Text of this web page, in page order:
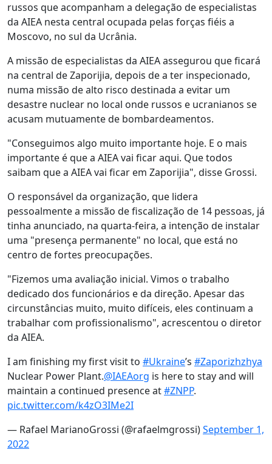
russos que acompanham a delegação de especialistas
da AIEA nesta central ocupada pelas forças fiéis a
Moscovo, no sul da Ucrânia.
A missão de especialistas da AIEA assegurou que ficará
na central de Zaporijia, depois de a ter inspecionado,
numa missão de alto risco destinada a evitar um
desastre nuclear no local onde russos e ucranianos se
acusam mutuamente de bombardeamentos.
"Conseguimos algo muito importante hoje. E o mais
importante é que a AIEA vai ficar aqui. Que todos
saibam que a AIEA vai ficar em Zaporijia", disse Grossi.
O responsável da organização, que lidera
pessoalmente a missão de fiscalização de 14 pessoas, já
tinha anunciado, na quarta-feira, a intenção de instalar
uma "presença permanente" no local, que está no
centro de fortes preocupações.
"Fizemos uma avaliação inicial. Vimos o trabalho
dedicado dos funcionários e da direção. Apesar das
circunstâncias muito, muito difíceis, eles continuam a
trabalhar com profissionalismo", acrescentou o diretor
da AIEA.
I am finishing my first visit to #Ukraine’s #Zaporizhzhya
Nuclear Power Plant.@IAEAorg is here to stay and will
maintain a continued presence at#ZNPP.
pic.twitter.com/k4zO3IMe2I
— Rafael MarianoGrossi (@rafaelmgrossi)September 1,
2022